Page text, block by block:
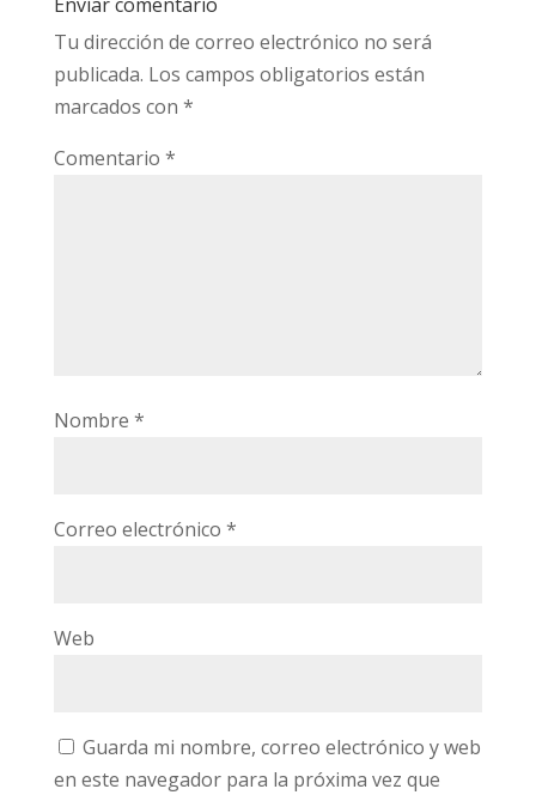
Tu dirección de correo electrónico no será
publicada. Los campos obligatorios están
marcados con *
Comentario *
Nombre *
Correo electrónico *
Web
Guarda mi nombre, correo electrónico y web
en este navegador para la próxima vez que